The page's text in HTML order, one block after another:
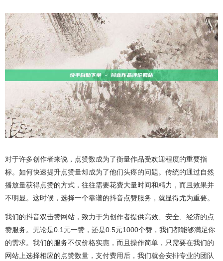
对于许多创作者来说，点赞数成为了衡量作品受欢迎程度的重要指
标。如何快速提升点赞量却成为了他们头疼的问题。传统的通过自然
播放量获得点赞的方式，往往需要花费大量时间和精力，而且效果并
不明显。这时候，选择一个靠谱的抖音点赞服务，就显得尤为重要。
我们的抖音双击赞网站，致力于为创作者提供高效、安全、经济的点
赞服务。无论是0.1元一赞，还是0.5元1000个赞，我们都能够满足你
的需求。我们的服务不仅价格实惠，而且操作简单，只需要在我们的
网站上选择相应的点赞数量，支付费用后，我们就会安排专业的团队